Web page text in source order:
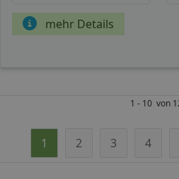
mehr Details
1 - 10 von
1 2 3 4